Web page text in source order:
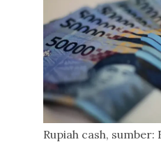
Rupiah cash, sumber: